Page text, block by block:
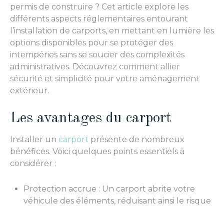
permis de construire ? Cet article explore les
différents aspects réglementaires entourant
l’installation de carports, en mettant en lumière les
options disponibles pour se protéger des
intempéries sans se soucier des complexités
administratives. Découvrez comment allier
sécurité et simplicité pour votre aménagement
extérieur.
Les avantages du carport
Installer un carport présente de nombreux
bénéfices. Voici quelques points essentiels à
considérer :
Protection accrue : Un carport abrite votre
véhicule des éléments, réduisant ainsi le risque